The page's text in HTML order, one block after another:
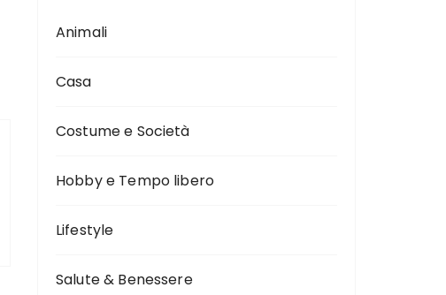
Animali
Casa
Costume e Società
Hobby e Tempo libero
Lifestyle
Salute & Benessere